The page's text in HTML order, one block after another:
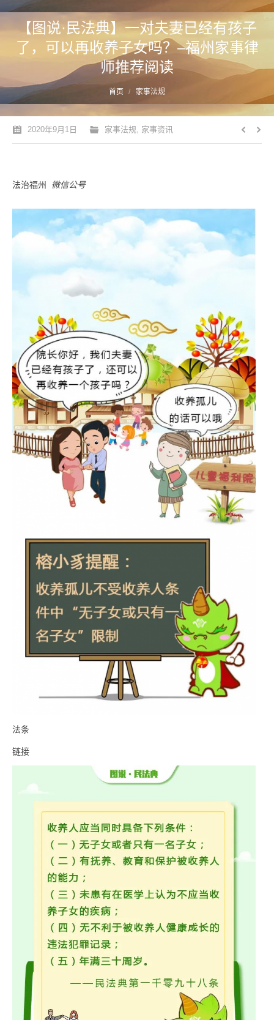
【图说·民法典】一对夫妻已经有孩子
了，可以再收养子女吗？–福州家事律
师推荐阅读
您的位置： 首页 家事法规
2020年9月1日 家事法规, 家事资讯
法治福州 微信公号
法条
链接